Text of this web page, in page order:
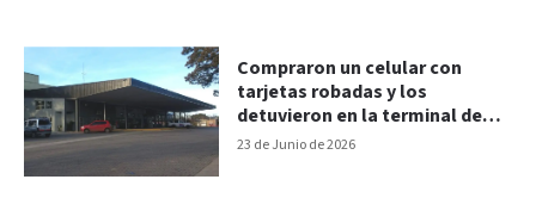
23 de Junio de 2026
Compraron un celular con
tarjetas robadas y los
detuvieron en la terminal de
Chajarí